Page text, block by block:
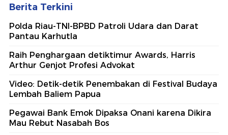
Berita Terkini
Polda Riau-TNI-BPBD Patroli Udara dan Darat
Pantau Karhutla
Raih Penghargaan detiktimur Awards, Harris
Arthur Genjot Profesi Advokat
Video: Detik-detik Penembakan di Festival Budaya
Lembah Baliem Papua
Pegawai Bank Emok Dipaksa Onani karena Dikira
Mau Rebut Nasabah Bos